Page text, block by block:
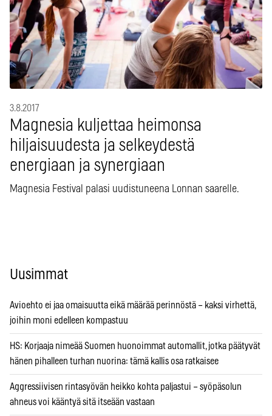
3.8.2017
Magnesia kuljettaa heimonsa
hiljaisuudesta ja selkeydestä
energiaan ja synergiaan
Magnesia Festival palasi uudistuneena Lonnan saarelle.
Uusimmat
Avioehto ei jaa omaisuutta eikä määrää perinnöstä – kaksi virhettä,
joihin moni edelleen kompastuu
HS: Korjaaja nimeää Suomen huonoimmat automallit, jotka päätyvät
hänen pihalleen turhan nuorina: tämä kallis osa ratkaisee
Aggressiivisen rintasyövän heikko kohta paljastui – syöpäsolun
ahneus voi kääntyä sitä itseään vastaan